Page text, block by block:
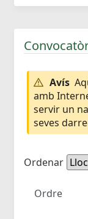
Avís
amb
servir un
seves
Ordenar
Ordre